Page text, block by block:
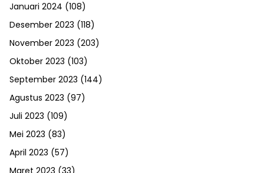
Januari 2024 (108)
Desember 2023 (118)
November 2023 (203)
Oktober 2023 (103)
September 2023 (144)
Agustus 2023 (97)
Juli 2023 (109)
Mei 2023 (83)
April 2023 (57)